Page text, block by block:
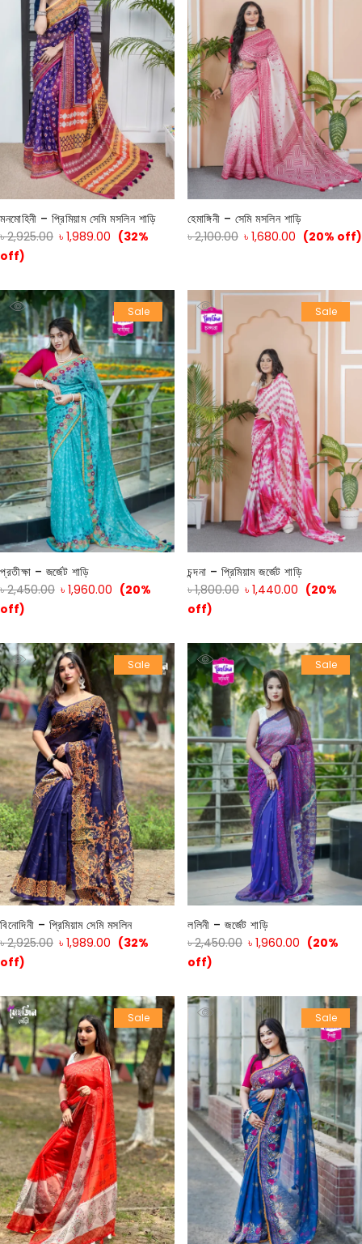
মনমোহিনী – প্রিমিয়াম সেমি মসলিন শাড়ি
৳2,925.00 ৳ 1,989.00 (32%
off)
হেমাঙ্গিনী – সেমি মসলিন শাড়ি
৳2,100.00 ৳ 1,680.00 (20% off)
Sale
প্রতীক্ষা – জর্জেট শাড়ি
৳2,450.00 ৳ 1,960.00 (20%
off)
Sale
চন্দনা – প্রিমিয়াম জর্জেট শাড়ি
৳1,800.00 ৳ 1,440.00 (20%
off)
Sale
বিনোদিনী – প্রিমিয়াম সেমি মসলিন
৳2,925.00 ৳ 1,989.00 (32%
off)
Sale
ললিনী – জর্জেট শাড়ি
৳2,450.00 ৳ 1,960.00 (20%
off)
Sale Sale